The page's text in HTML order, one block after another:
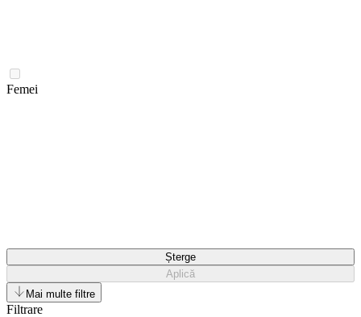
Femei
Șterge
Aplică
Mai multe filtre
Filtrare